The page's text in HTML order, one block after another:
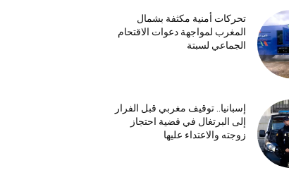
تحركات أمنية مكثفة بشمال
المغرب لمواجهة دعوات الاقتحام
الجماعي لسبتة
إسبانيا.. توقيف مغربي قبل الفرار
إلى البرتغال في قضية احتجاز
زوجته والاعتداء عليها